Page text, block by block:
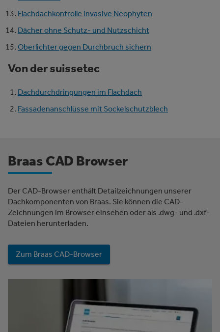
Flachdachkontrolle invasive Neophyten
Dächer ohne Schutz- und Nutzschicht
Oberlichter gegen Durchbruch sichern
Von der suissetec
Dachdurchdringungen im Flachdach
Fassadenanschlüsse mit Sockelschutzblech
Braas CAD Browser
Der CAD-Browser enthält Detailzeichnungen unserer
Dachkomponenten von Braas. Sie können die CAD-
Zeichnungen im Browser einsehen oder als .dwg- und .dxf-
Dateien herunterladen.
Zum Braas CAD-Browser